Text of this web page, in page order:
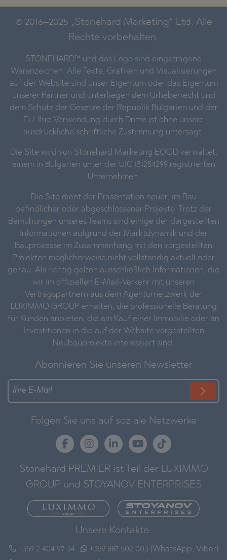
© 2016–2025 „Stonehard Marketing“ Ltd. Alle
Rechte vorbehalten.
STONEHARD™ und das Logo sind eingetragene
Warenzeichen. Alle Texte, Grafiken und Visualisierungen
auf der Website sind unser Eigentum oder das Eigentum
unserer Partner und unterliegen dem Urheberrecht und
dem Schutz der Gesetze der Republik Bulgarien und der
EU. Ihre Verwendung durch Dritte ist ohne unsere
ausdrückliche schriftliche Zustimmung untersagt.
Die Site wird von Stonehard Marketing EOOD verwaltet,
einem in Bulgarien unter der UIC 131254299 registrierten
Unternehmen.
Die Site dient der Präsentation neuer, im Bau
befindlicher oder abgeschlossener Projekte. Trotz der
Bemühungen unseres Teams sind einige der dargestellten
Informationen aufgrund der Marktdynamik und der
Bauprozesse im Zusammenhang mit den vorgestellten
Projekten möglicherweise nicht vollständig aktuell oder
genau. Als richtig gelten ausschließlich Informationen, die
wir im offiziellen E-Mail-Verkehr mit unseren
Vertragspartnern aus dem Agenturnetzwerk der
LUXIMMO GROUP erhalten, die professionelle Beratung
für Kunden anbieten, die am Kauf einer Immobilie oder an
Investitionen in die auf der Website vorgestellten
Neubauprojekte interessiert sind.
Abonnieren Sie unseren Newsletter
Folgen Sie uns auf soziale Netzwerke
Stonehard PREMIER ist Teil der LUXIMMO
GROUP und STOYANOV ENTERPRISES
Unsere Kontakte:
+359 2 404 97 34
+359 887 502 003 (WhatsApp, Viber)